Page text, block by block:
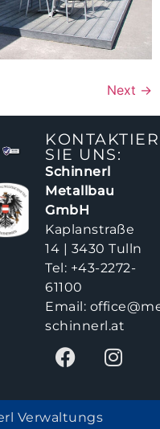
Next →
SIE UNS:
Schinnerl
Metallbau
GmbH
Kaplanstraße
14 | 3430 Tulln
Tel: +43-2272-
61100
Email:
schinnerl.at
Verwaltungs